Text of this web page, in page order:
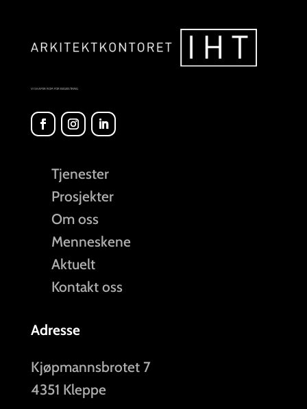
VI SKAPER ROM FOR BEGEISTRING
Tjenester
Prosjekter
Om oss
Menneskene
Aktuelt
Kontakt oss
Adresse
Kjøpmannsbrotet 7
4351 Kleppe